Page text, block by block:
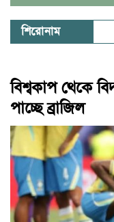
শিরোনাম
বিশ্বকাপ থেকে
পাচ্ছে ব্রাজিল